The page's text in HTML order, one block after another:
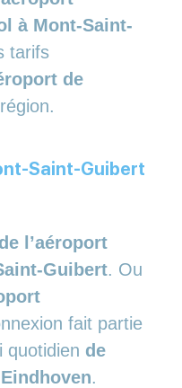
à Mont-Saint-
tarifs
de
Saint-Guibert
de l’aéroport
Guibert. Ou
fait partie
quotidien de
.